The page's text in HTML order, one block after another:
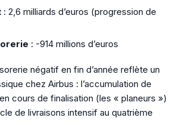
: 2,6 milliards d’euros (progression de
: -914 millions d’euros
négatif en fin d’année reflète un
chez Airbus : l’accumulation de
cours de finalisation (les « planeurs »)
de livraisons intensif au quatrième